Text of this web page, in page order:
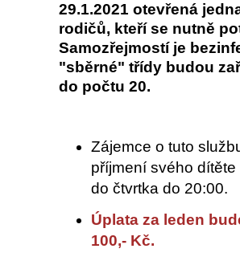
29.1.2021 otevřená
rodičů, kteří se nutně
Samozřejmostí je
"sběrné" třídy budou
do počtu 20.
Zájemce o tuto
příjmení svého
do čtvrtka do 20:00.
Úplata za leden
100,- Kč.